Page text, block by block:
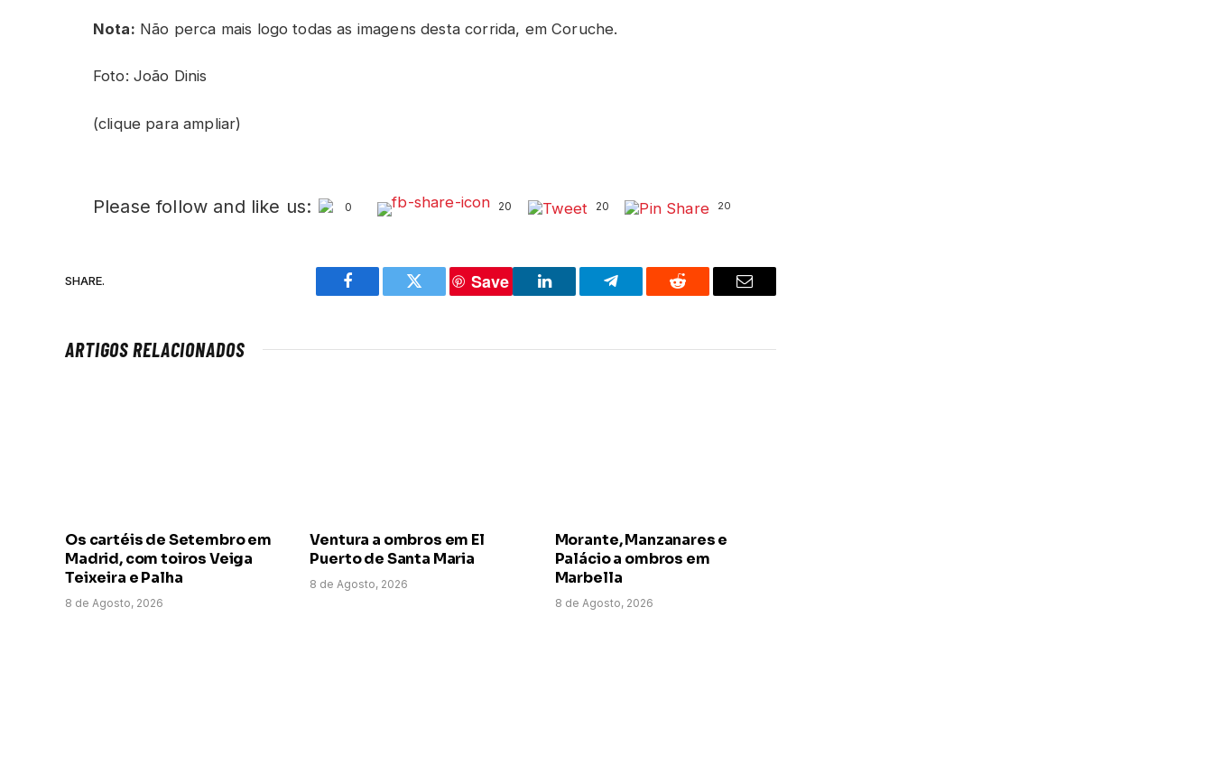
Nota: Não perca mais logo todas as imagens desta corrida, em Coruche.
Foto: João Dinis
(clique para ampliar)
Please follow and like us: 0 20 20 20
SHARE.
Facebook Twitter
Save
LinkedIn Telegram Reddit Email
ARTIGOS RELACIONADOS
Os cartéis de Setembro em
Madrid, com toiros Veiga
Teixeira e Palha
8 de Agosto, 2026
Ventura a ombros em El
Puerto de Santa Maria
8 de Agosto, 2026
Morante, Manzanares e
Palácio a ombros em
Marbella
8 de Agosto, 2026